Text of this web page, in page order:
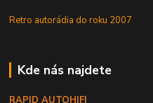
Retro autorádia do roku 2007
Kde nás najdete
RAPID AUTOHIFI